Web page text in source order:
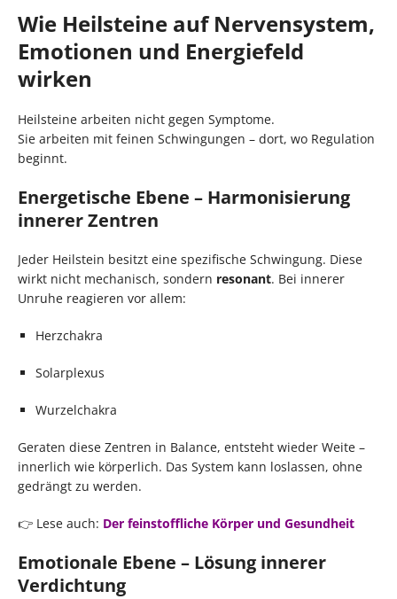
Wie Heilsteine auf Nervensystem,
Emotionen und Energiefeld
wirken
Heilsteine arbeiten nicht gegen Symptome.
Sie arbeiten mit feinen Schwingungen – dort, wo Regulation
beginnt.
Energetische Ebene – Harmonisierung
innerer Zentren
Jeder Heilstein besitzt eine spezifische Schwingung. Diese
wirkt nicht mechanisch, sondern resonant. Bei innerer
Unruhe reagieren vor allem:
Herzchakra
Solarplexus
Wurzelchakra
Geraten diese Zentren in Balance, entsteht wieder Weite –
innerlich wie körperlich. Das System kann loslassen, ohne
gedrängt zu werden.
👉 Lese auch: Der feinstoffliche Körper und Gesundheit
Emotionale Ebene – Lösung innerer
Verdichtung